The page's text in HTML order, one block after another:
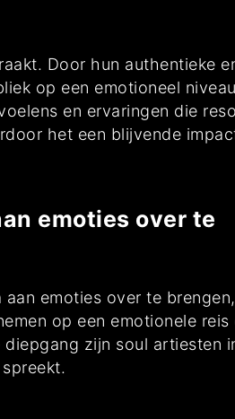
Door hun authentieke
op een emotioneel
en ervaringen die
het een blijvende
emoties over te
emoties over te
op een emotionele reis
zijn soul artiesten